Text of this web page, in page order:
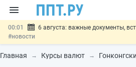
00:01
6 августа: важные документы,
#новости
05.08 Обновили сообщения НПФ о
сбережений#новости
Главная Курсы валют